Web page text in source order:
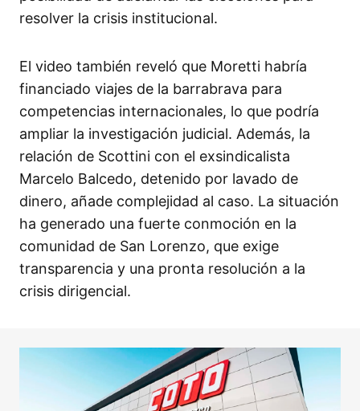
resolver la crisis institucional.
El video también reveló que Moretti habría
financiado viajes de la barrabrava para
competencias internacionales, lo que podría
ampliar la investigación judicial. Además, la
relación de Scottini con el exsindicalista
Marcelo Balcedo, detenido por lavado de
dinero, añade complejidad al caso. La situación
ha generado una fuerte conmoción en la
comunidad de San Lorenzo, que exige
transparencia y una pronta resolución a la
crisis dirigencial.